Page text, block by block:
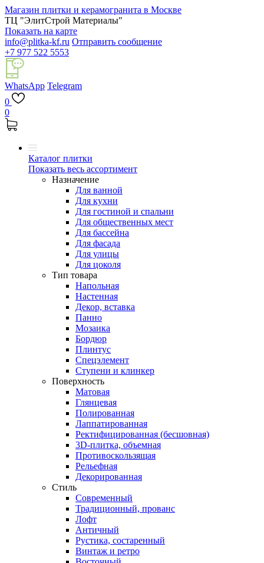
Магазин плитки и керамогранита в Москве
ТЦ "ЭлитСтрой Материалы"
Показать на карте
info@plitka-kf.ru Отправить сообщение
+7 977 522 5553
WhatsApp Telegram
0
0
Каталог плитки
Показать весь ассортимент
Назначение
Для ванной
Для кухни
Для гостиной и спальни
Для общественных мест
Для бассейна
Для фасада
Для улицы
Для цоколя
Тип товара
Напольная
Настенная
Декор, вставка
Панно
Мозаика
Бордюр
Плинтус
Спецэлемент
Ступени и клинкер
Поверхность
Матовая
Глянцевая
Полированная
Лаппатированная
Ректифицированная (бесшовная)
3D-плитка, объемная
Противоскользящая
Рельефная
Декорированная
Стиль
Современный
Традиционный, прованс
Лофт
Античный
Рустика, состаренный
Винтаж и ретро